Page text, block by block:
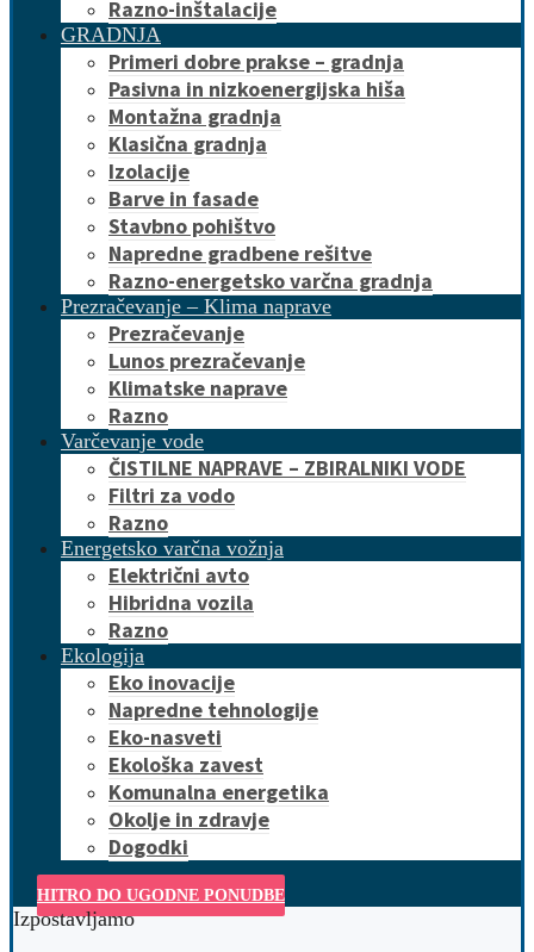
Razno-inštalacije
GRADNJA
Primeri dobre prakse – gradnja
Pasivna in nizkoenergijska hiša
Montažna gradnja
Klasična gradnja
Izolacije
Barve in fasade
Stavbno pohištvo
Napredne gradbene rešitve
Razno-energetsko varčna gradnja
Prezračevanje – Klima naprave
Prezračevanje
Lunos prezračevanje
Klimatske naprave
Razno
Varčevanje vode
ČISTILNE NAPRAVE – ZBIRALNIKI VODE
Filtri za vodo
Razno
Energetsko varčna vožnja
Električni avto
Hibridna vozila
Razno
Ekologija
Eko inovacije
Napredne tehnologije
Eko-nasveti
Ekološka zavest
Komunalna energetika
Okolje in zdravje
Dogodki
HITRO DO UGODNE PONUDBE
Izpostavljamo